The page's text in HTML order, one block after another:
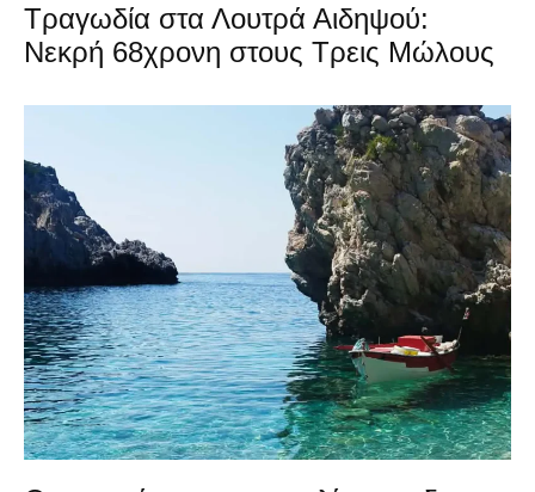
Τραγωδία στα Λουτρά Αιδηψού:
Νεκρή 68χρονη στους Τρεις Μώλους